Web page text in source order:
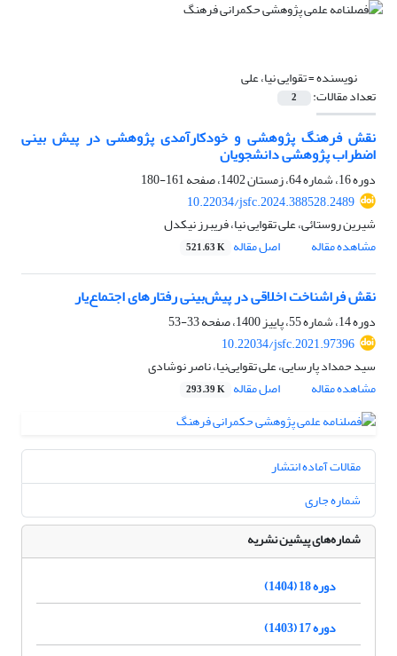
نویسنده =تقوایی نیا، علی
تعداد مقالات: 2
نقش فرهنگ پژوهشی و خودکارآمدی پژوهشی در پیش بینی
اضطراب پژوهشی دانشجویان
دوره 16، شماره 64، زمستان 1402، صفحه
161-180
10.22034/jsfc.2024.388528.2489
شیرین روستائی، علی تقوایی نیا، فریبرز نیکدل
مشاهده مقاله
اصل مقاله 521.63 K
نقش فراشناخت اخلاقی در پیش‌بینی رفتارهای اجتماع‌یار
دوره 14، شماره 55، پاییز 1400، صفحه
33-53
10.22034/jsfc.2021.97396
سید حمداد پارسایی، علی تقوایی‌نیا، ناصر نوشادی
مشاهده مقاله
اصل مقاله 293.39 K
مقالات آماده انتشار
شماره جاری
شماره‌های پیشین نشریه
دوره 18 (1404)
دوره 17 (1403)